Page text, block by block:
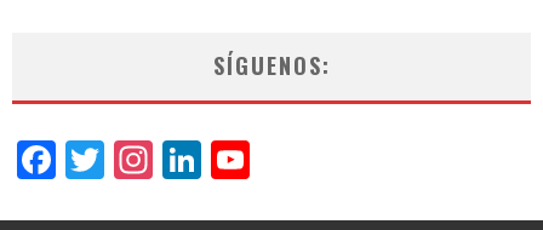
SÍGUENOS:
Facebook
Twitter
Instagram
LinkedIn